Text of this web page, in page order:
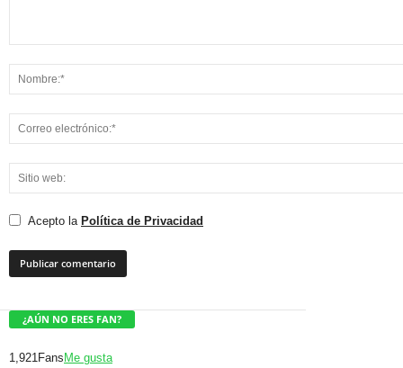
Acepto la Política de Privacidad
¿AÚN NO ERES FAN?
1,921 Fans Me gusta